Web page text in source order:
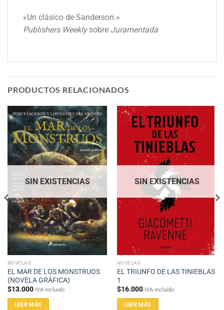
«Un clásico de Sanderson.»
Publishers Weeklysobre Juramentada
PRODUCTOS RELACIONADOS
SIN EXISTENCIAS
NOVELAS
EL MAR DE LOS MONSTRUOS
(NOVELA GRÁFICA)
$13.000 IVA incluido
LEER MÁS
SIN EXISTENCIAS
NOVELAS
EL TRIUNFO DE LAS TINIEBLAS
1
$16.000 IVA incluido
LEER MÁS